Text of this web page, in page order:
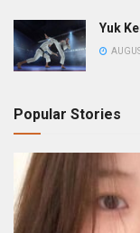
Yuk
Popular Stories